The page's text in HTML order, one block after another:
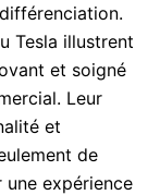
Tesla illustrent
et soigné
Leur
et
de
une expérience